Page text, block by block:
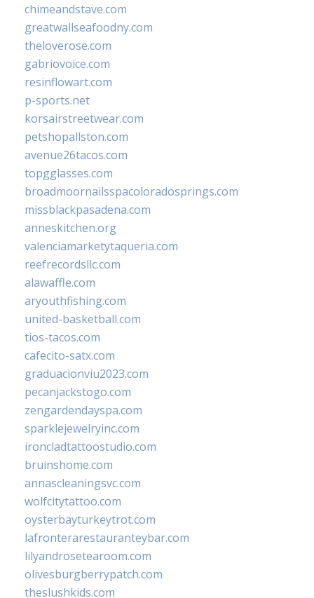
chimeandstave.com
greatwallseafoodny.com
theloverose.com
gabriovoice.com
resinflowart.com
p-sports.net
korsairstreetwear.com
petshopallston.com
avenue26tacos.com
topgglasses.com
broadmoornailsspacoloradosprings.com
missblackpasadena.com
anneskitchen.org
valenciamarketytaqueria.com
reefrecordsllc.com
alawaffle.com
aryouthfishing.com
united-basketball.com
tios-tacos.com
cafecito-satx.com
graduacionviu2023.com
pecanjackstogo.com
zengardendayspa.com
sparklejewelryinc.com
ironcladtattoostudio.com
bruinshome.com
annascleaningsvc.com
wolfcitytattoo.com
oysterbayturkeytrot.com
lafronterarestauranteybar.com
lilyandrosetearoom.com
olivesburgberrypatch.com
theslushkids.com